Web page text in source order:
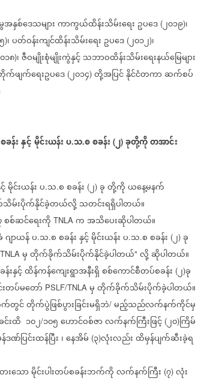
နှစ်ဒေသများကာကွယ်ထိန်းသိမ်းရေး ဥပဒေ (၂၀၁၉)၊
)၊ပတ်ဝန်းကျင်ထိန်းသိမ်းရေး ဥပဒေ (၂၀၁၂)၊
၁၈)၊ဇီဝမျိုးစုံမျိုးကွဲနှင့်သဘာဝထိန်းသိမ်းရေးနယ်မြေများ
ဖျက်ရေးဥပဒေ (၂၀၁၄) တို့အပြင်နိုင်ငံတကာဆက်စပ်
စခန်းနှင့်မိုင်းယန်းပ.သ.စစခန်း (၂) ခုတို့ကိုတအာင်း
မိုင်းယန်းပ.သ.စစခန်း (၂) ခုတို့ကိုယနေ့မနက်
မ်းပိုက်နိုင်ခဲ့တယ်လို့သတင်းရရှိပါတယ်။
စစ်ဆင်ရေးကို TNLA ကအသိပေးဆိုပါတယ်။
ဂျာယန်ပ.သ.စစခန်းနှင့်မိုင်းယန်းပ.သ.စစခန်း (၂) ခု
မှတိုက်ခိုက်သိမ်းပိုက်နိုင်ခဲ့ပါတယ်" လို့ဆိုပါတယ်။
းနှင့်ထိန်ကန်ကျေးရွာအနီးရှိစစ်ကောင်စီတပ်စခန်း (၂)ခု
တပ်မတော် PSLF/TNLA မှတိုက်ခိုက်သိမ်းပိုက်ခဲ့ပါတယ်။
က်တွင်တိုက်ပွဲဖြစ်ပွားခြင်းမရှိဘဲ/ မည့်သည်လက်နက်ကိုင်မှ
င်းထိ ၁၀၂/၁၀၅ဟောင်ဝစ်ဇာလက်နက်ကြီးဖြင့် (၂၀)ကြိမ်
ဏ်ပြင်းထန်ပြီး ၊နေအိမ် (၃)လုံးလည်းထိမှန်ပျက်ဆီးခဲ့ရ
းသောမိုင်းပါးတပ်စခန်းဘက်ကိုလက်နက်ကြီး (၇) လုံး